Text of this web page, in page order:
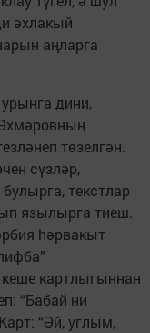
әхлакый
аңларга
дини,
төзелгән.
сүзләр,
текстлар
язылырга тиеш.
hәрвакыт
картлыгыннан
“Бабай ни
“Әй, углым,